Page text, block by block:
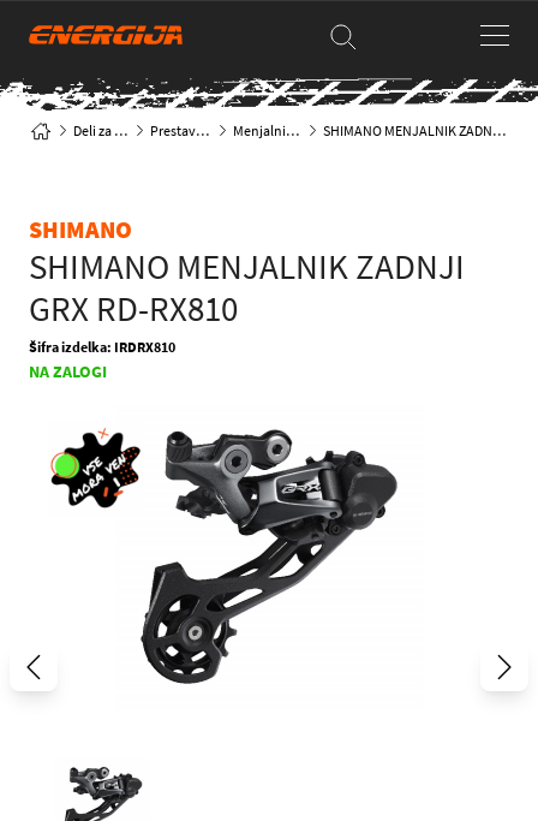
Deli za kolesa Prestave & deli Menjalniki & deli SHIMANO MENJALNIK ZADNJI GRX RD-RX810
SHIMANO
SHIMANO MENJALNIK ZADNJI
GRX RD-RX810
Šifra izdelka: IRDRX810
NA ZALOGI